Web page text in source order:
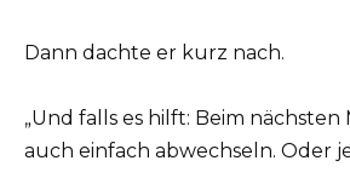
Dann dachte er kurz nach.
„Und falls es hilft: Beim
auch einfach abwechseln. Oder